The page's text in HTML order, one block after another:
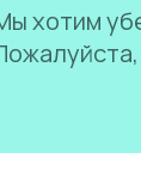
хотим